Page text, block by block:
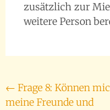
zusätzlich zur
weitere Person
Beitragsnavigation
← Frage 8: Können
meine Freunde und